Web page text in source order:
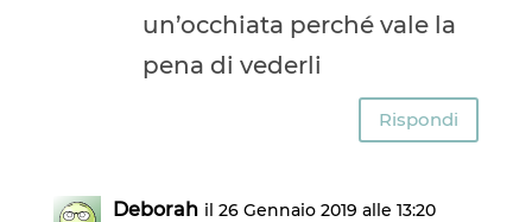
un’occhiata perché vale la
pena di vederli
Rispondi
Deborah il 26 Gennaio 2019 alle 13:20